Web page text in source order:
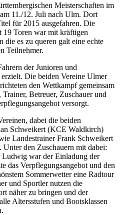
Meisterschaften im
11./12. Juli nach Ulm. Dort
für 2015 ausgefahren. Die
19 Toren war mit kräftigen
die es zu queren galt eine echte
Teilnehmer.
der Junioren und
Die beiden Vereine Ulmer
den Wettkampf gemeinsam
Betreuer, Zuschauer und
versorgt.
dabei die beiden
Schweikert (KCE Waldkirch)
Landestrainer Frank Schweikert
den Zuschauern mit dabei:
war der Einladung der
das Verpflegungsangebot und den
Sommerwetter eine Radtour
und Sportler nutzen die
näher zu bringen und der
Altersstufen und Bootsklassen